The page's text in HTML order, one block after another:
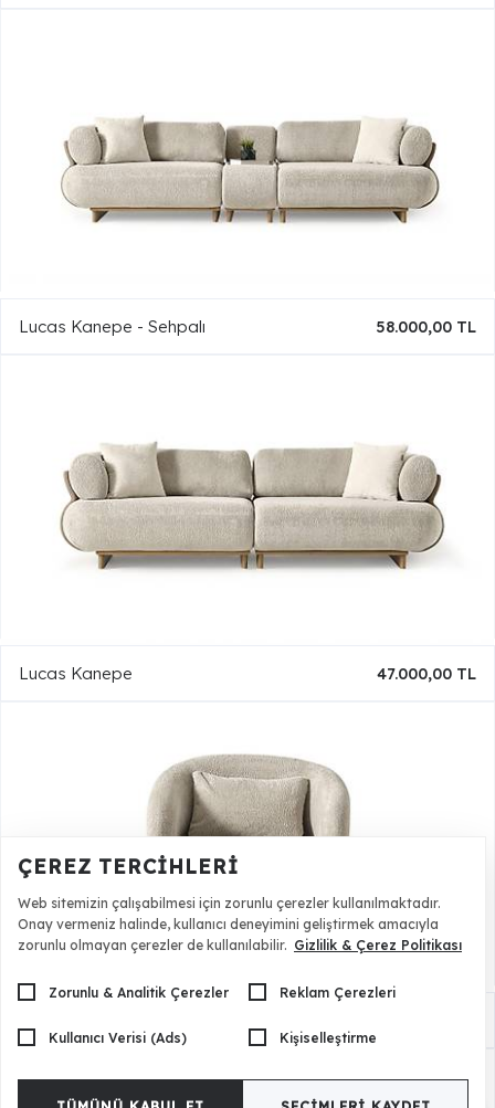
Lucas Kanepe - Sehpalı 58.000,00 TL
Lucas Kanepe 47.000,00 TL
ÇEREZ TERCIHLERI
Web sitemizin çalışabilmesi için zorunlu çerezler kullanılmaktadır.
Onay vermeniz halinde, kullanıcı deneyimini geliştirmek amacıyla
zorunlu olmayan çerezler de kullanılabilir. Gizlilik & Çerez Politikası
Zorunlu & Analitik Çerezler Reklam Çerezleri
Kullanıcı Verisi (Ads) Kişiselleştirme